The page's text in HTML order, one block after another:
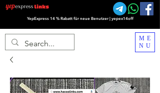
YepExpress 14 % Rabatt für neue Benutzer | yepex14off
ME
NU